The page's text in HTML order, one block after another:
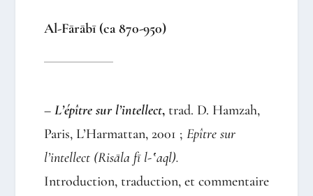
Al-Fārābī (ca 870-950)
– L’épître sur l’intellect,trad. D. Hamzah,
Paris, L’Harmattan, 2001 ; Epître sur
l’intellect (Risāla fī l-‛aql).
Introduction, traduction, et commentaire